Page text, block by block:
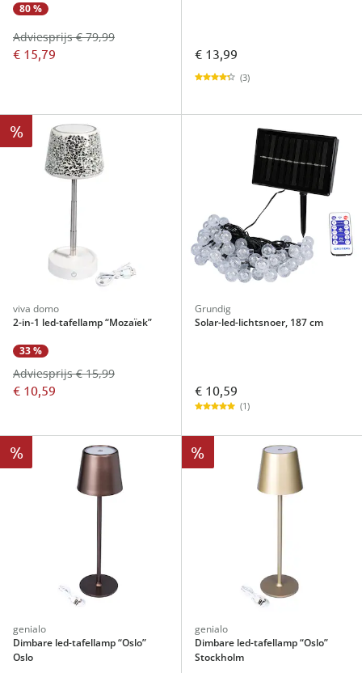
80 %
€ 15,79
Adviesprijs € 79,99
€ 13,99
(3)
%
viva domo
2-in-1 led-tafellamp “Mozaïek”
33 %
€ 10,59
Adviesprijs € 15,99
Grundig
Solar-led-lichtsnoer, 187 cm
€ 10,59
(1)
%
genialo
Dimbare led-tafellamp “Oslo”
Oslo
%
genialo
Dimbare led-tafellamp “Oslo”
Stockholm